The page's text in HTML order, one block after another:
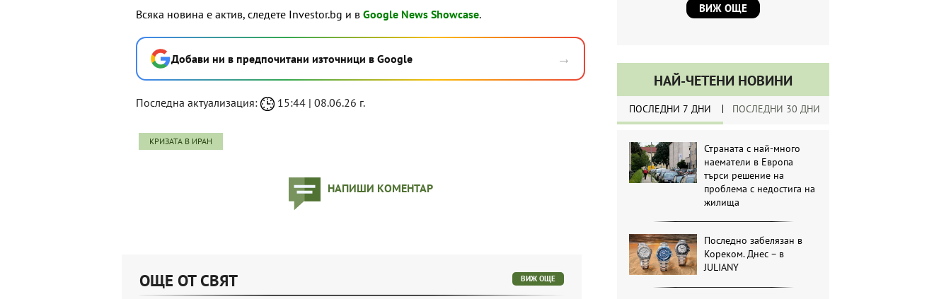
Всяка новина е актив, следете Investor.bg и в Google News Showcase.
Добави ни в предпочитани източници в Google →
Последна актуализация: 15:44 | 08.06.26 г.
КРИЗАТА В ИРАН
НАПИШИ КОМЕНТАР
ВИЖ ОЩЕ
НАЙ-ЧЕТЕНИ НОВИНИ
ПОСЛЕДНИ 7 ДНИ ПОСЛЕДНИ 30 ДНИ
Страната с най-много
наематели в Европа
търси решение на
проблема с недостига на
жилища
Последно забелязан в
Кореком. Днес – в
JULIANY
ОЩЕ ОТ СВЯТ ВИЖ ОЩЕ